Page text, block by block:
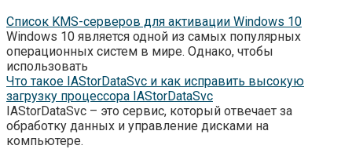
Список KMS-серверов для активации Windows 10
Windows 10 является одной из самых популярных
операционных систем в мире. Однако, чтобы
использовать
Что такое IAStorDataSvc и как исправить высокую
загрузку процессора IAStorDataSvc
IAStorDataSvc – это сервис, который отвечает за
обработку данных и управление дисками на
компьютере.